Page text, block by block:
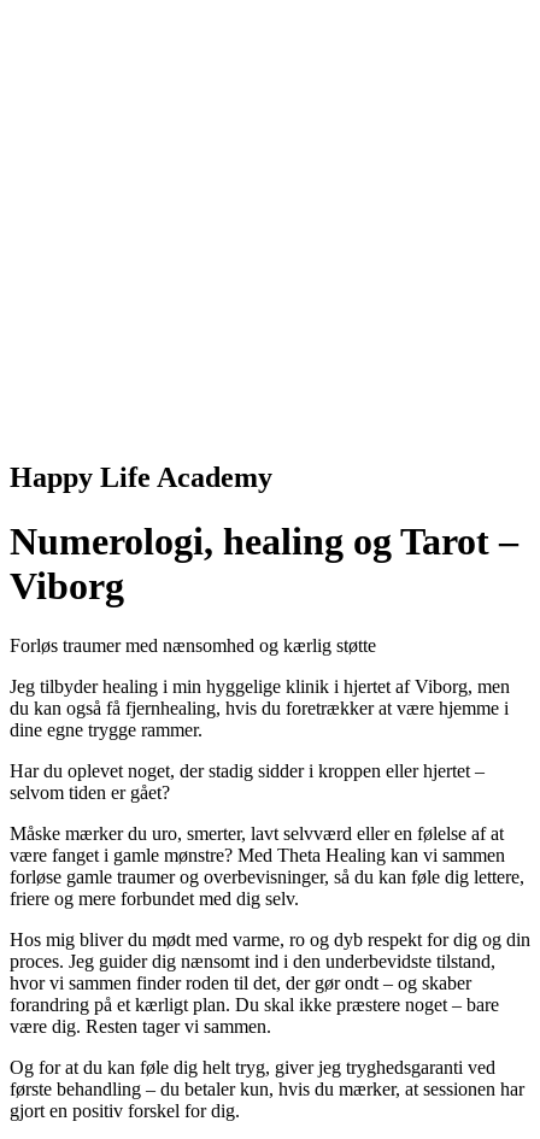
Happy Life Academy
Numerologi, healing og Tarot –
Viborg
Forløs traumer med nænsomhed og kærlig støtte
Jeg tilbyder healing i min hyggelige klinik i hjertet af Viborg, men
du kan også få fjernhealing, hvis du foretrækker at være hjemme i
dine egne trygge rammer.
Har du oplevet noget, der stadig sidder i kroppen eller hjertet –
selvom tiden er gået?
Måske mærker du uro, smerter, lavt selvværd eller en følelse af at
være fanget i gamle mønstre? Med Theta Healing kan vi sammen
forløse gamle traumer og overbevisninger, så du kan føle dig lettere,
friere og mere forbundet med dig selv.
Hos mig bliver du mødt med varme, ro og dyb respekt for dig og din
proces. Jeg guider dig nænsomt ind i den underbevidste tilstand,
hvor vi sammen finder roden til det, der gør ondt – og skaber
forandring på et kærligt plan. Du skal ikke præstere noget – bare
være dig. Resten tager vi sammen.
Og for at du kan føle dig helt tryg, giver jeg tryghedsgaranti ved
første behandling – du betaler kun, hvis du mærker, at sessionen har
gjort en positiv forskel for dig.